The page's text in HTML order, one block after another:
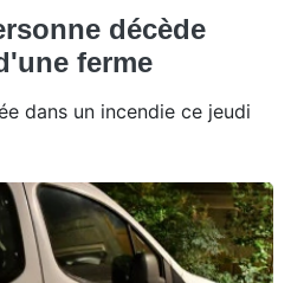
décède
ferme
dans un incendie ce jeudi